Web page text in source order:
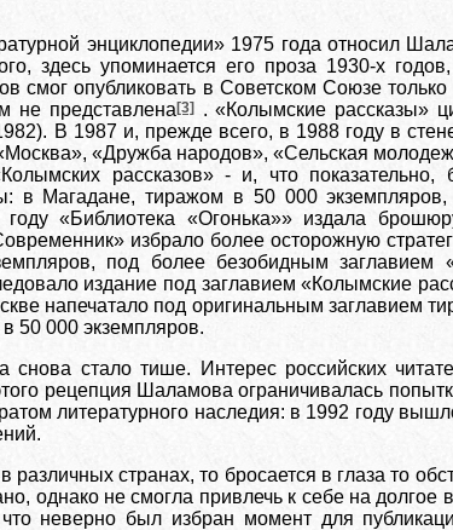
энциклопедии» 1975 года относил
здесь упоминается его проза 1930-х
смог опубликовать в Советском Союзе только
не представлена [3]
. «Колымские рассказы»
В 1987 и, прежде всего, в 1988 году в
«Дружба народов», «Сельская
рассказов» - и, что показательно,
в Магадане, тиражом в 50 000
«Библиотека «Огонька»» издала
избрало более осторожную
под более безобидным заглавием
издание под заглавием «Колымские
напечатало под оригинальным заглавием
50 000 экземпляров.
стало тише. Интерес российских
рецепция Шаламова ограничивалась
литературного наследия: в 1992 году
странах, то бросается в глаза то
однако не смогла привлечь к себе на долгое
неверно был избран момент для